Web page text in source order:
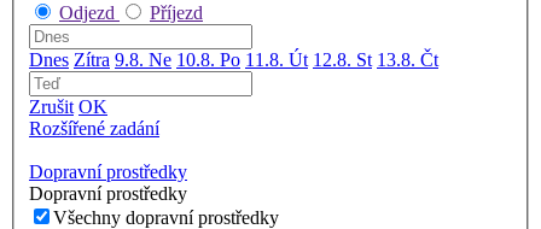
Odjezd
Příjezd
Dnes Zítra 9.8. Ne 10.8. Po 11.8. Út 12.8. St 13.8. Čt
Zrušit OK
Rozšířené zadání
Dopravní prostředky
Dopravní prostředky
Všechny dopravní prostředky